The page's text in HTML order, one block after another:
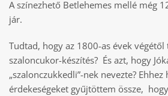
A színezhető Betlehemes mellé még
jár.
Tudtad, hogy az 1800-as évek végétől
szaloncukor-készítés? És azt, hogy
„szalonczukkedli”-nek nevezte? Ehhez
érdekeségeket gyűjtöttem össze,